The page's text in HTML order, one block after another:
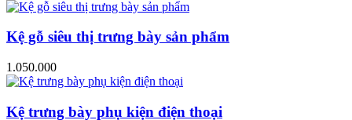
Kệ gỗ siêu thị trưng bày sản phẩm
1.050.000
Kệ trưng bày phụ kiện điện thoại